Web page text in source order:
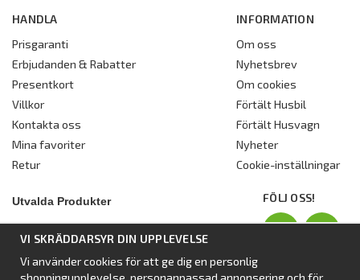
HANDLA
Prisgaranti
Erbjudanden & Rabatter
Presentkort
Villkor
Kontakta oss
Mina favoriter
Retur
INFORMATION
Om oss
Nyhetsbrev
Om cookies
Förtält Husbil
Förtält Husvagn
Nyheter
Cookie-inställningar
Utvalda Produkter
Isabellas Året runt tält Villa
FÖLJ OSS!
VI SKRÄDDARSYR DIN UPPLEVELSE
Vi använder cookies för att ge dig en personlig